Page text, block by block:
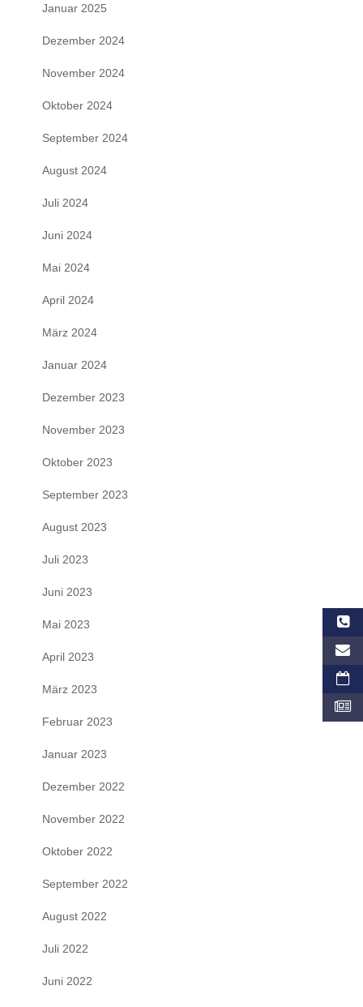
Januar 2025
Dezember 2024
November 2024
Oktober 2024
September 2024
August 2024
Juli 2024
Juni 2024
Mai 2024
April 2024
März 2024
Januar 2024
Dezember 2023
November 2023
Oktober 2023
September 2023
August 2023
Juli 2023
Juni 2023
Mai 2023
April 2023
März 2023
Februar 2023
Januar 2023
Dezember 2022
November 2022
Oktober 2022
September 2022
August 2022
Juli 2022
Juni 2022